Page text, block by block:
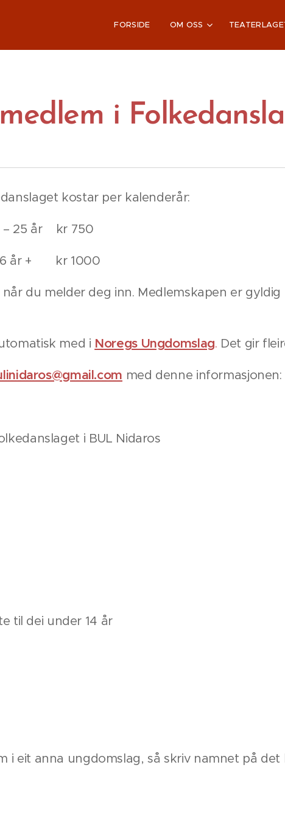
FORSIDE OM OSS
i
kostar per kalenderår:
– 25 år kr 750
år + kr 1000
du melder deg inn. Medlemskapen er
med i Noregs Ungdomslag. Det gir
med denne informasjonen:
i BUL Nidaros
til dei under 14 år
i eit anna ungdomslag, så skriv namnet på det